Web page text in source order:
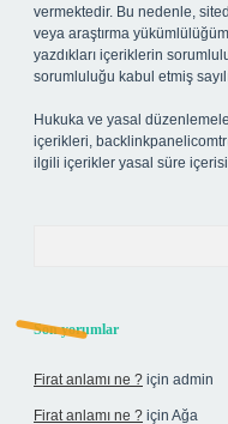
vermektedir. Bu nedenle,
veya araştırma
yazdıkları içeriklerin
sorumluluğu kabul etmiş
Hukuka ve yasal
içerikleri,
ilgili içerikler yasal süre
Son yorumlar
Firat anlamı ne ? için admin
Firat anlamı ne ? için Ağa